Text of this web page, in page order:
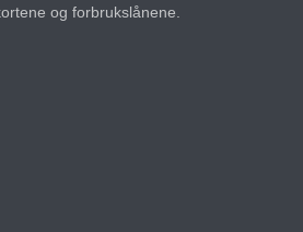
og forbrukslånene.